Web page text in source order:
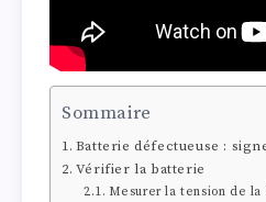
Sommaire
Batterie défectueuse :
Vérifier la batterie
Mesurer la tension de la